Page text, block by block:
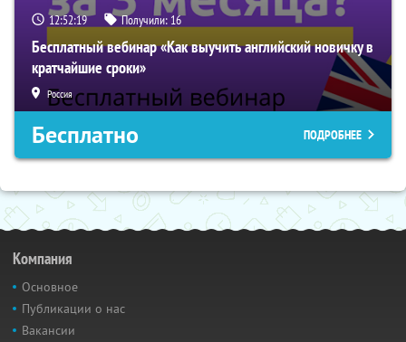
12:52:18 Получили: 16
Бесплатный вебинар «Как выучить английский новичку в
кратчайшие сроки»
Россия
Бесплатно ПОДРОБНЕЕ
Компания
Основное
Публикации о нас
Вакансии